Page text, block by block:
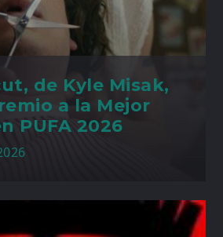
de Kyle Misak,
a la Mejor
PUFA 2026